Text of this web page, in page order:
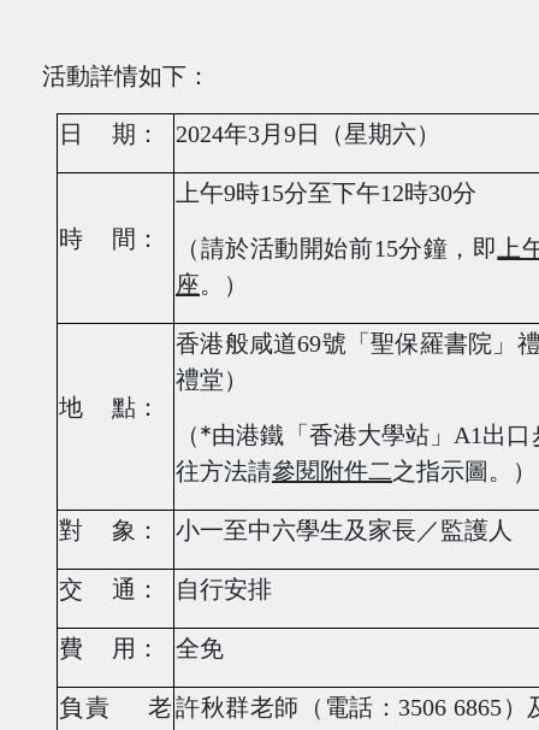
活動詳情如下：
日 期： 2024年3月 9日（星期六）
時 間：
上午9時15分至下午12時30分
（請於活動開始前15分鐘，即 上
座。）
地 點：
香港般咸道69號 「聖保羅書院 」
禮堂）
（*由港鐵「香港大學站」 A1出口
往方法請參閱附件二之指示圖。）
對 象： 小一至中六學生及家長／監護人
交 通： 自行安排
費 用： 全免
負責 老許秋群老師（電話： 3506 6865）